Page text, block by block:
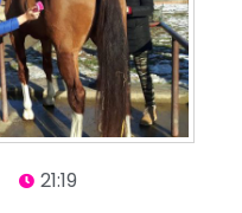
21:19